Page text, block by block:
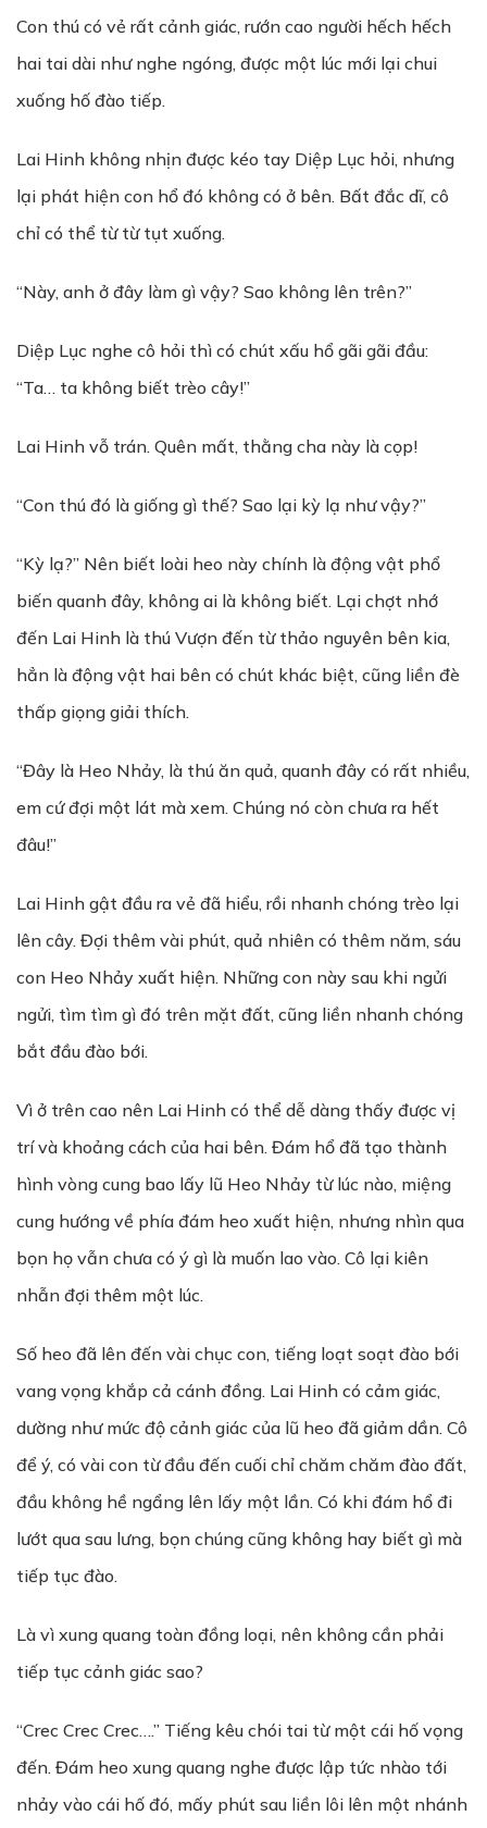
Con thú có vẻ rất cảnh giác, rướn cao người hếch hếch
hai tai dài như nghe ngóng, được một lúc mới lại chui
xuống hố đào tiếp.
Lai Hinh không nhịn được kéo tay Diệp Lục hỏi, nhưng
lại phát hiện con hổ đó không có ở bên. Bất đắc dĩ, cô
chỉ có thể từ từ tụt xuống.
“Này, anh ở đây làm gì vậy? Sao không lên trên?”
Diệp Lục nghe cô hỏi thì có chút xấu hổ gãi gãi đầu:
“Ta… ta không biết trèo cây!”
Lai Hinh vỗ trán. Quên mất, thằng cha này là cọp!
“Con thú đó là giống gì thế? Sao lại kỳ lạ như vậy?”
“Kỳ lạ?” Nên biết loài heo này chính là động vật phổ
biến quanh đây, không ai là không biết. Lại chợt nhớ
đến Lai Hinh là thú Vượn đến từ thảo nguyên bên kia,
hẳn là động vật hai bên có chút khác biệt, cũng liền đè
thấp giọng giải thích.
“Đây là Heo Nhảy, là thú ăn quả, quanh đây có rất nhiều,
em cứ đợi một lát mà xem. Chúng nó còn chưa ra hết
đâu!”
Lai Hinh gật đầu ra vẻ đã hiểu, rồi nhanh chóng trèo lại
lên cây. Đợi thêm vài phút, quả nhiên có thêm năm, sáu
con Heo Nhảy xuất hiện. Những con này sau khi ngửi
ngửi, tìm tìm gì đó trên mặt đất, cũng liền nhanh chóng
bắt đầu đào bới.
Vì ở trên cao nên Lai Hinh có thể dễ dàng thấy được vị
trí và khoảng cách của hai bên. Đám hổ đã tạo thành
hình vòng cung bao lấy lũ Heo Nhảy từ lúc nào, miệng
cung hướng về phía đám heo xuất hiện, nhưng nhìn qua
bọn họ vẫn chưa có ý gì là muốn lao vào. Cô lại kiên
nhẫn đợi thêm một lúc.
Số heo đã lên đến vài chục con, tiếng loạt soạt đào bới
vang vọng khắp cả cánh đồng. Lai Hinh có cảm giác,
dường như mức độ cảnh giác của lũ heo đã giảm dần. Cô
để ý, có vài con từ đầu đến cuối chỉ chăm chăm đào đất,
đầu không hề ngẩng lên lấy một lần. Có khi đám hổ đi
lướt qua sau lưng, bọn chúng cũng không hay biết gì mà
tiếp tục đào.
Là vì xung quang toàn đồng loại, nên không cần phải
tiếp tục cảnh giác sao?
“Crec Crec Crec….” Tiếng kêu chói tai từ một cái hố vọng
đến. Đám heo xung quang nghe được lập tức nhào tới
nhảy vào cái hố đó, mấy phút sau liền lôi lên một nhánh